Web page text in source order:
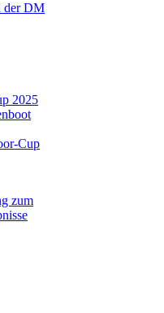
der DM
2025
Cup
zum